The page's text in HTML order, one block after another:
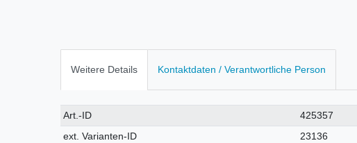
Weitere Details Kontaktdaten / Verantwortliche Person
Technisches
Merkmal
Wert
Art.-ID
425357
ext. Varianten-ID
23136